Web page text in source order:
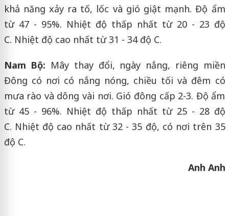
khả năng xảy ra tố, lốc và gió giật mạnh. Độ ẩm
từ 47 - 95%. Nhiệt độ thấp nhất từ 20 - 23 độ
C. Nhiệt độ cao nhất từ 31 - 34 độ C.
Nam Bộ: Mây thay đổi, ngày nắng, riêng miền
Đông có nơi có nắng nóng, chiều tối và đêm có
mưa rào và dông vài nơi. Gió đông cấp 2-3. Độ ẩm
từ 45 - 96%. Nhiệt độ thấp nhất từ 25 - 28 độ
C. Nhiệt độ cao nhất từ 32 - 35 độ, có nơi trên 35
độ C.
Anh Anh